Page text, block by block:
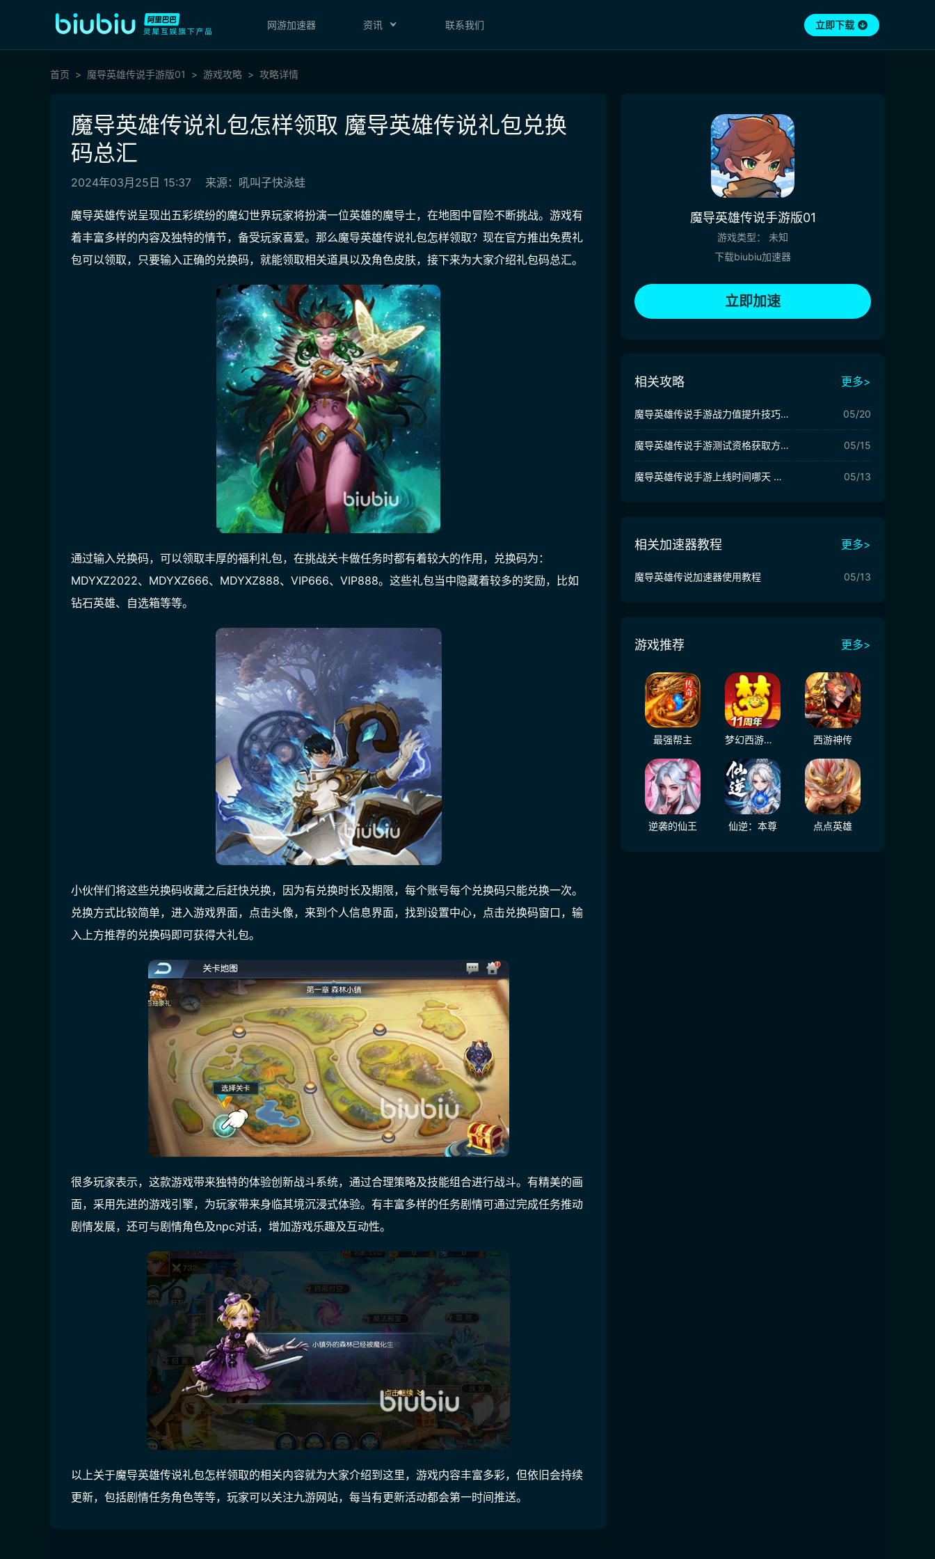
网游加速器 资讯 联系我们 立即下载
首页 魔导英雄传说手游版01 游戏攻略 攻略详情
魔导英雄传说礼包怎样领取 魔导英雄传说礼包兑换
码总汇
2024年03月25日 15:37 来源：吼叫子快泳蛙
魔导英雄传说呈现出五彩缤纷的魔幻世界玩家将扮演一位英雄的魔导士，在地图中冒险不断挑战。游戏有
着丰富多样的内容及独特的情节，备受玩家喜爱。那么魔导英雄传说礼包怎样领取？现在官方推出免费礼
包可以领取，只要输入正确的兑换码，就能领取相关道具以及角色皮肤，接下来为大家介绍礼包码总汇。
通过输入兑换码，可以领取丰厚的福利礼包，在挑战关卡做任务时都有着较大的作用，兑换码为：
MDYXZ2022、MDYXZ666、MDYXZ888、VIP666、VIP888。这些礼包当中隐藏着较多的奖励，比如
钻石英雄、自选箱等等。
小伙伴们将这些兑换码收藏之后赶快兑换，因为有兑换时长及期限，每个账号每个兑换码只能兑换一次。
兑换方式比较简单，进入游戏界面，点击头像，来到个人信息界面，找到设置中心，点击兑换码窗口，输
入上方推荐的兑换码即可获得大礼包。
很多玩家表示，这款游戏带来独特的体验创新战斗系统，通过合理策略及技能组合进行战斗。有精美的画
面，采用先进的游戏引擎，为玩家带来身临其境沉浸式体验。有丰富多样的任务剧情可通过完成任务推动
剧情发展，还可与剧情角色及npc对话，增加游戏乐趣及互动性。
以上关于魔导英雄传说礼包怎样领取的相关内容就为大家介绍到这里，游戏内容丰富多彩，但依旧会持续
更新，包括剧情任务角色等等，玩家可以关注九游网站，每当有更新活动都会第一时间推送。
魔导英雄传说手游版01
游戏类型：
未知
下载biubiu加速器
立即加速
相关攻略 更多>
魔导英雄传说手游战力值提升技巧分享 魔导英雄传说手游战力提升攻略 05/20
魔导英雄传说手游测试资格获取方法 魔导英雄传说手游在哪可以玩 05/15
魔导英雄传说手游上线时间哪天 魔导英雄传说手游上线时间说明 05/13
相关加速器教程 更多>
魔导英雄传说加速器使用教程 05/13
游戏推荐 更多>
最强帮主 梦幻西游（大陆服） 西游神传
逆袭的仙王 仙逆：本尊 点点英雄